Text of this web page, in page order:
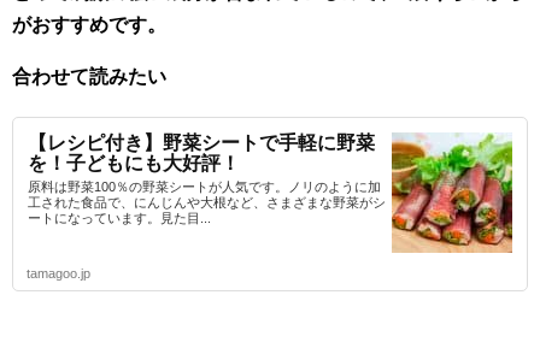
がおすすめです。
合わせて読みたい
【レシピ付き】野菜シートで手軽に野菜
を！子どもにも大好評！
原料は野菜100％の野菜シートが人気です。ノリのように加
工された食品で、にんじんや大根など、さまざまな野菜がシ
ートになっています。見た目...
tamagoo.jp